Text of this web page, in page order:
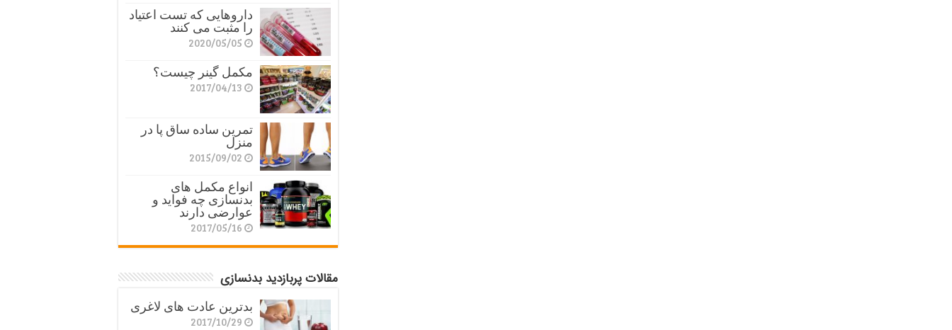
داروهایی که تست اعتیاد
را مثبت می کنند
2020/05/05
مکمل گینر چیست؟
2017/04/13
تمرین ساده ساق پا در
منزل
2015/09/02
انواع مکمل های
بدنسازی چه فواید و
عوارضی دارند
2017/05/16
مقالات پربازدید بدنسازی
بدترین عادت های لاغری
2017/10/29